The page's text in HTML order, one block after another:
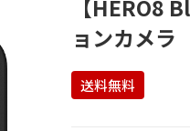
【HERO8
ョンカメラ
送料無料